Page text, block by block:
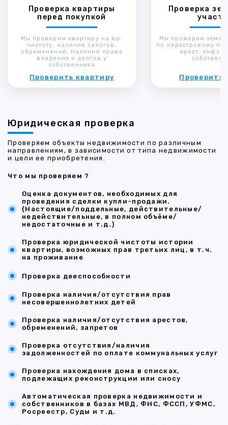
Проверка квартиры
перед покупкой
Мы проверим квартиру на юр.
чистоту, наличие залогов,
обременений. Наличие права
владения и долгов у
собственника
Проверить квартиру
Проверка
Мы проверим
по кадастровому
арест,
Проверить
Юридическая проверка
Проверяем объекты недвижимости по различным
направлениям, в зависимости от типа недвижимости
и цели ее приобретения.
Что мы проверяем ?
Оценка документов, необходимых для
проведения сделки купли-продажи.
(Настоящие/поддельные, действительные/
недействительные, в полном объёме/
недостаточные и т.д.)
Проверка юридической чистоты истории
квартиры, возможных прав третьих лиц, в т.ч.
на проживание
Проверка дееспособности
Проверка наличия/отсутствия прав
несовершеннолетних детей
Проверка наличия/отсутствия арестов,
обременений, запретов
Проверка отсутствия/наличия
задолженностей по оплате коммунальных услуг
Проверка нахождения дома в списках,
подлежащих реконструкции или сносу
Автоматическая проверка недвижимости и
собственников в базах МВД, ФНС, ФССП, УФМС,
Росреестр, Суды и т.д.